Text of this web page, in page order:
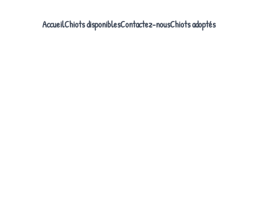
AccueilChiots disponiblesContactez-nousChiots adoptés